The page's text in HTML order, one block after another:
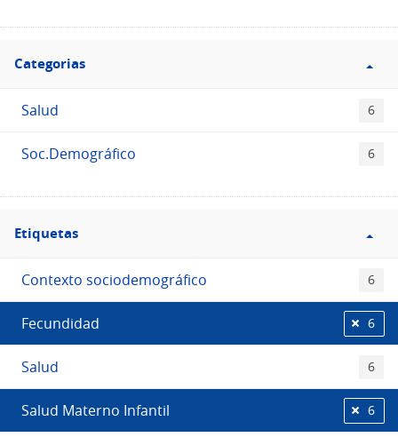
Filtro
Categorias
Categorias
Salud 6
Soc.Demográfico 6
Filtro
Etiquetas
Etiquetas
Contexto sociodemográfico 6
Fecundidad 6
Salud 6
Salud Materno Infantil 6